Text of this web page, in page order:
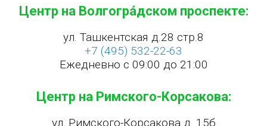
Центр на Волгогра́дском проспекте:
ул. Ташкентская д.28 стр.8
+7 (495) 532-22-63
Ежедневно с 09:00 до 21:00
Центр на Римского-Корсакова:
ул. Римского-Корсакова д. 15б